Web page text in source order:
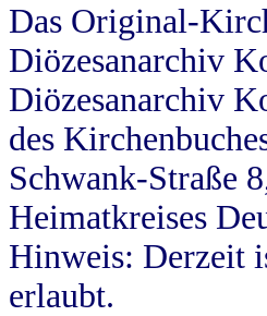
Das Original-
Diözesanarchiv
Diözesanarchiv
des
Schwank-Straße
Heimatkreises
Hinweis: Derzeit
erlaubt.